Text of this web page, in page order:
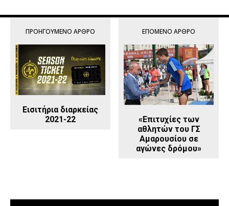
ΠΡΟΗΓΟΎΜΕΝΟ ΆΡΘΡΟ
Εισιτήρια διαρκείας
2021-22
ΕΠΌΜΕΝΟ ΆΡΘΡΟ
«Επιτυχίες των
αθλητών του ΓΣ
Αμαρουσίου σε
αγώνες δρόμου»